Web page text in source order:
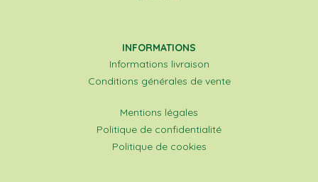
INFORMATIONS
Informations livraison
Conditions générales de vente
Mentions légales
Politique de confidentialité
Politique de cookies